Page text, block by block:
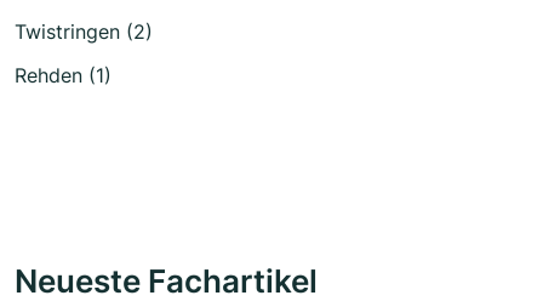
Twistringen (2)
Rehden (1)
Neueste Fachartikel